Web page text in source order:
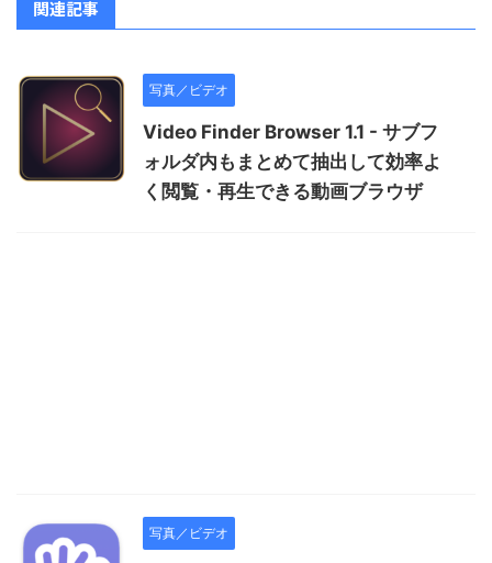
関連記事
写真／ビデオ
Video Finder Browser 1.1 - サブフ
ォルダ内もまとめて抽出して効率よ
く閲覧・再生できる動画ブラウザ
写真／ビデオ